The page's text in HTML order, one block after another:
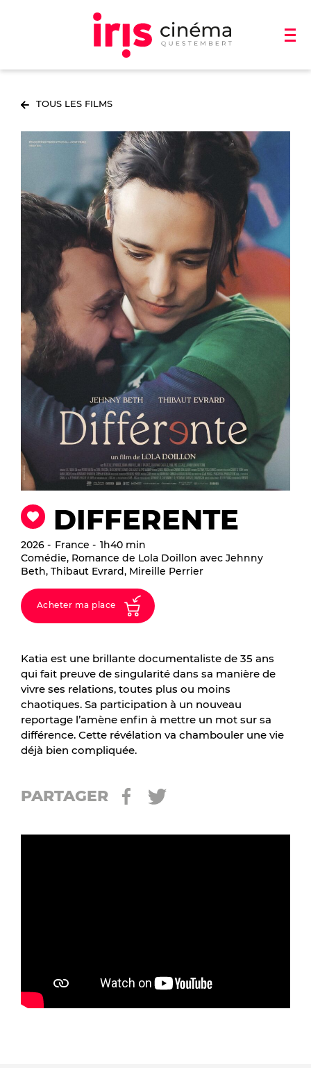
TOUS LES FILMS
DIFFERENTE
2026 France
1h40 min
Comédie, Romance de Lola Doillon avec Jehnny
Beth, Thibaut Evrard, Mireille Perrier
Acheter ma place
Katia est une brillante documentaliste de 35 ans
qui fait preuve de singularité dans sa manière de
vivre ses relations, toutes plus ou moins
chaotiques. Sa participation à un nouveau
reportage l’amène enfin à mettre un mot sur sa
différence. Cette révélation va chambouler une vie
déjà bien compliquée.
PARTAGER